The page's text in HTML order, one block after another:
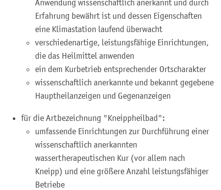
Anwendung wissenschaftlich anerkannt und durch
Erfahrung bewährt ist und dessen Eigenschaften
eine Klimastation laufend überwacht
verschiedenartige, leistungsfähige Einrichtungen,
die das Heilmittel anwenden
ein dem Kurbetrieb entsprechender Ortscharakter
wissenschaftlich anerkannte und bekannt gegebene
Hauptheilanzeigen und Gegenanzeigen
für die Artbezeichnung "Kneippheilbad":
umfassende Einrichtungen zur Durchführung einer
wissenschaftlich anerkannten
wassertherapeutischen Kur (vor allem nach
Kneipp) und eine größere Anzahl leistungsfähiger
Betriebe